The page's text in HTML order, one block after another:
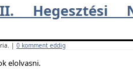
Hegesztési
| 0 komment eddig
elolvasni.